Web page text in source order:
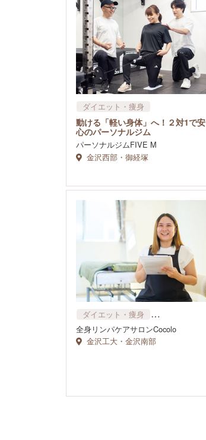
ダイエット・痩身
動ける「軽い身体」へ！２対1で安
心のパーソナルジム
パーソナルジムFIVE M
金沢西部・御経塚
ダイエット・痩身
リラクゼーション・マッサージ
全身リンパケアサロンCocolo
金沢工大・金沢南部